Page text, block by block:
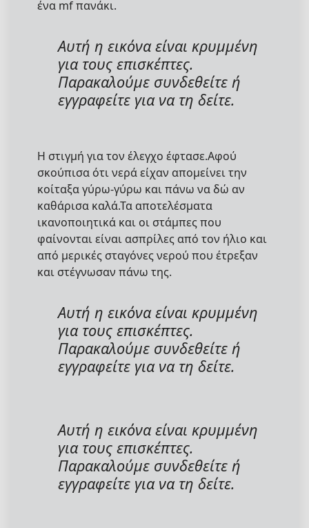
ένα mf πανάκι.
Αυτή η εικόνα είναι κρυμμένη
για τους επισκέπτες.
Παρακαλούμε συνδεθείτε ή
εγγραφείτε για να τη δείτε.
Η στιγμή για τον έλεγχο έφτασε.Αφού
σκούπισα ότι νερά είχαν απομείνει την
κοίταξα γύρω-γύρω και πάνω να δώ αν
καθάρισα καλά.Τα αποτελέσματα
ικανοποιητικά και οι στάμπες που
φαίνονται είναι ασπρίλες από τον ήλιο και
από μερικές σταγόνες νερού που έτρεξαν
και στέγνωσαν πάνω της.
Αυτή η εικόνα είναι κρυμμένη
για τους επισκέπτες.
Παρακαλούμε συνδεθείτε ή
εγγραφείτε για να τη δείτε.
Αυτή η εικόνα είναι κρυμμένη
για τους επισκέπτες.
Παρακαλούμε συνδεθείτε ή
εγγραφείτε για να τη δείτε.